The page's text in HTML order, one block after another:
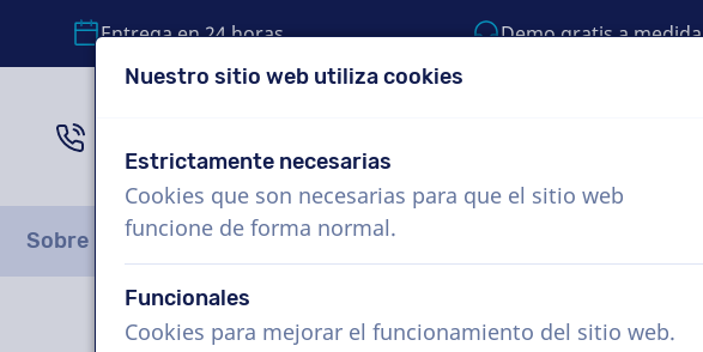
Entrega en 24 horas Demo gratis a medida
VoiceProductions
Sobre nosotros ¿Cómo funciona?
Nuestro sitio web utiliza cookies
Estrictamente necesarias
Cookies que son necesarias para que el sitio web
funcione de forma normal.
Funcionales
Cookies para mejorar el funcionamiento del sitio web.